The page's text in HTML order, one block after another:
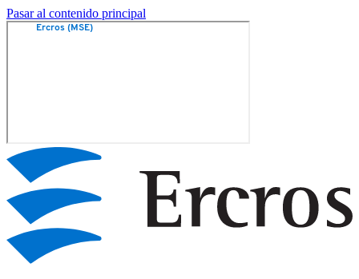
Pasar al contenido principal